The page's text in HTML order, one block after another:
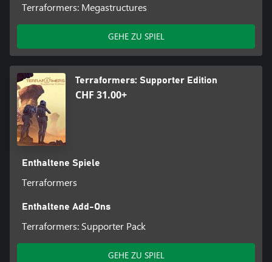
Terraformers: Megastructures
GEHE ZU SPIEL
Terraformers: Supporter Edition
CHF 31.00+
Enthaltene Spiele
Terraformers
Enthaltene Add-Ons
Terraformers: Supporter Pack
GEHE ZU SPIEL